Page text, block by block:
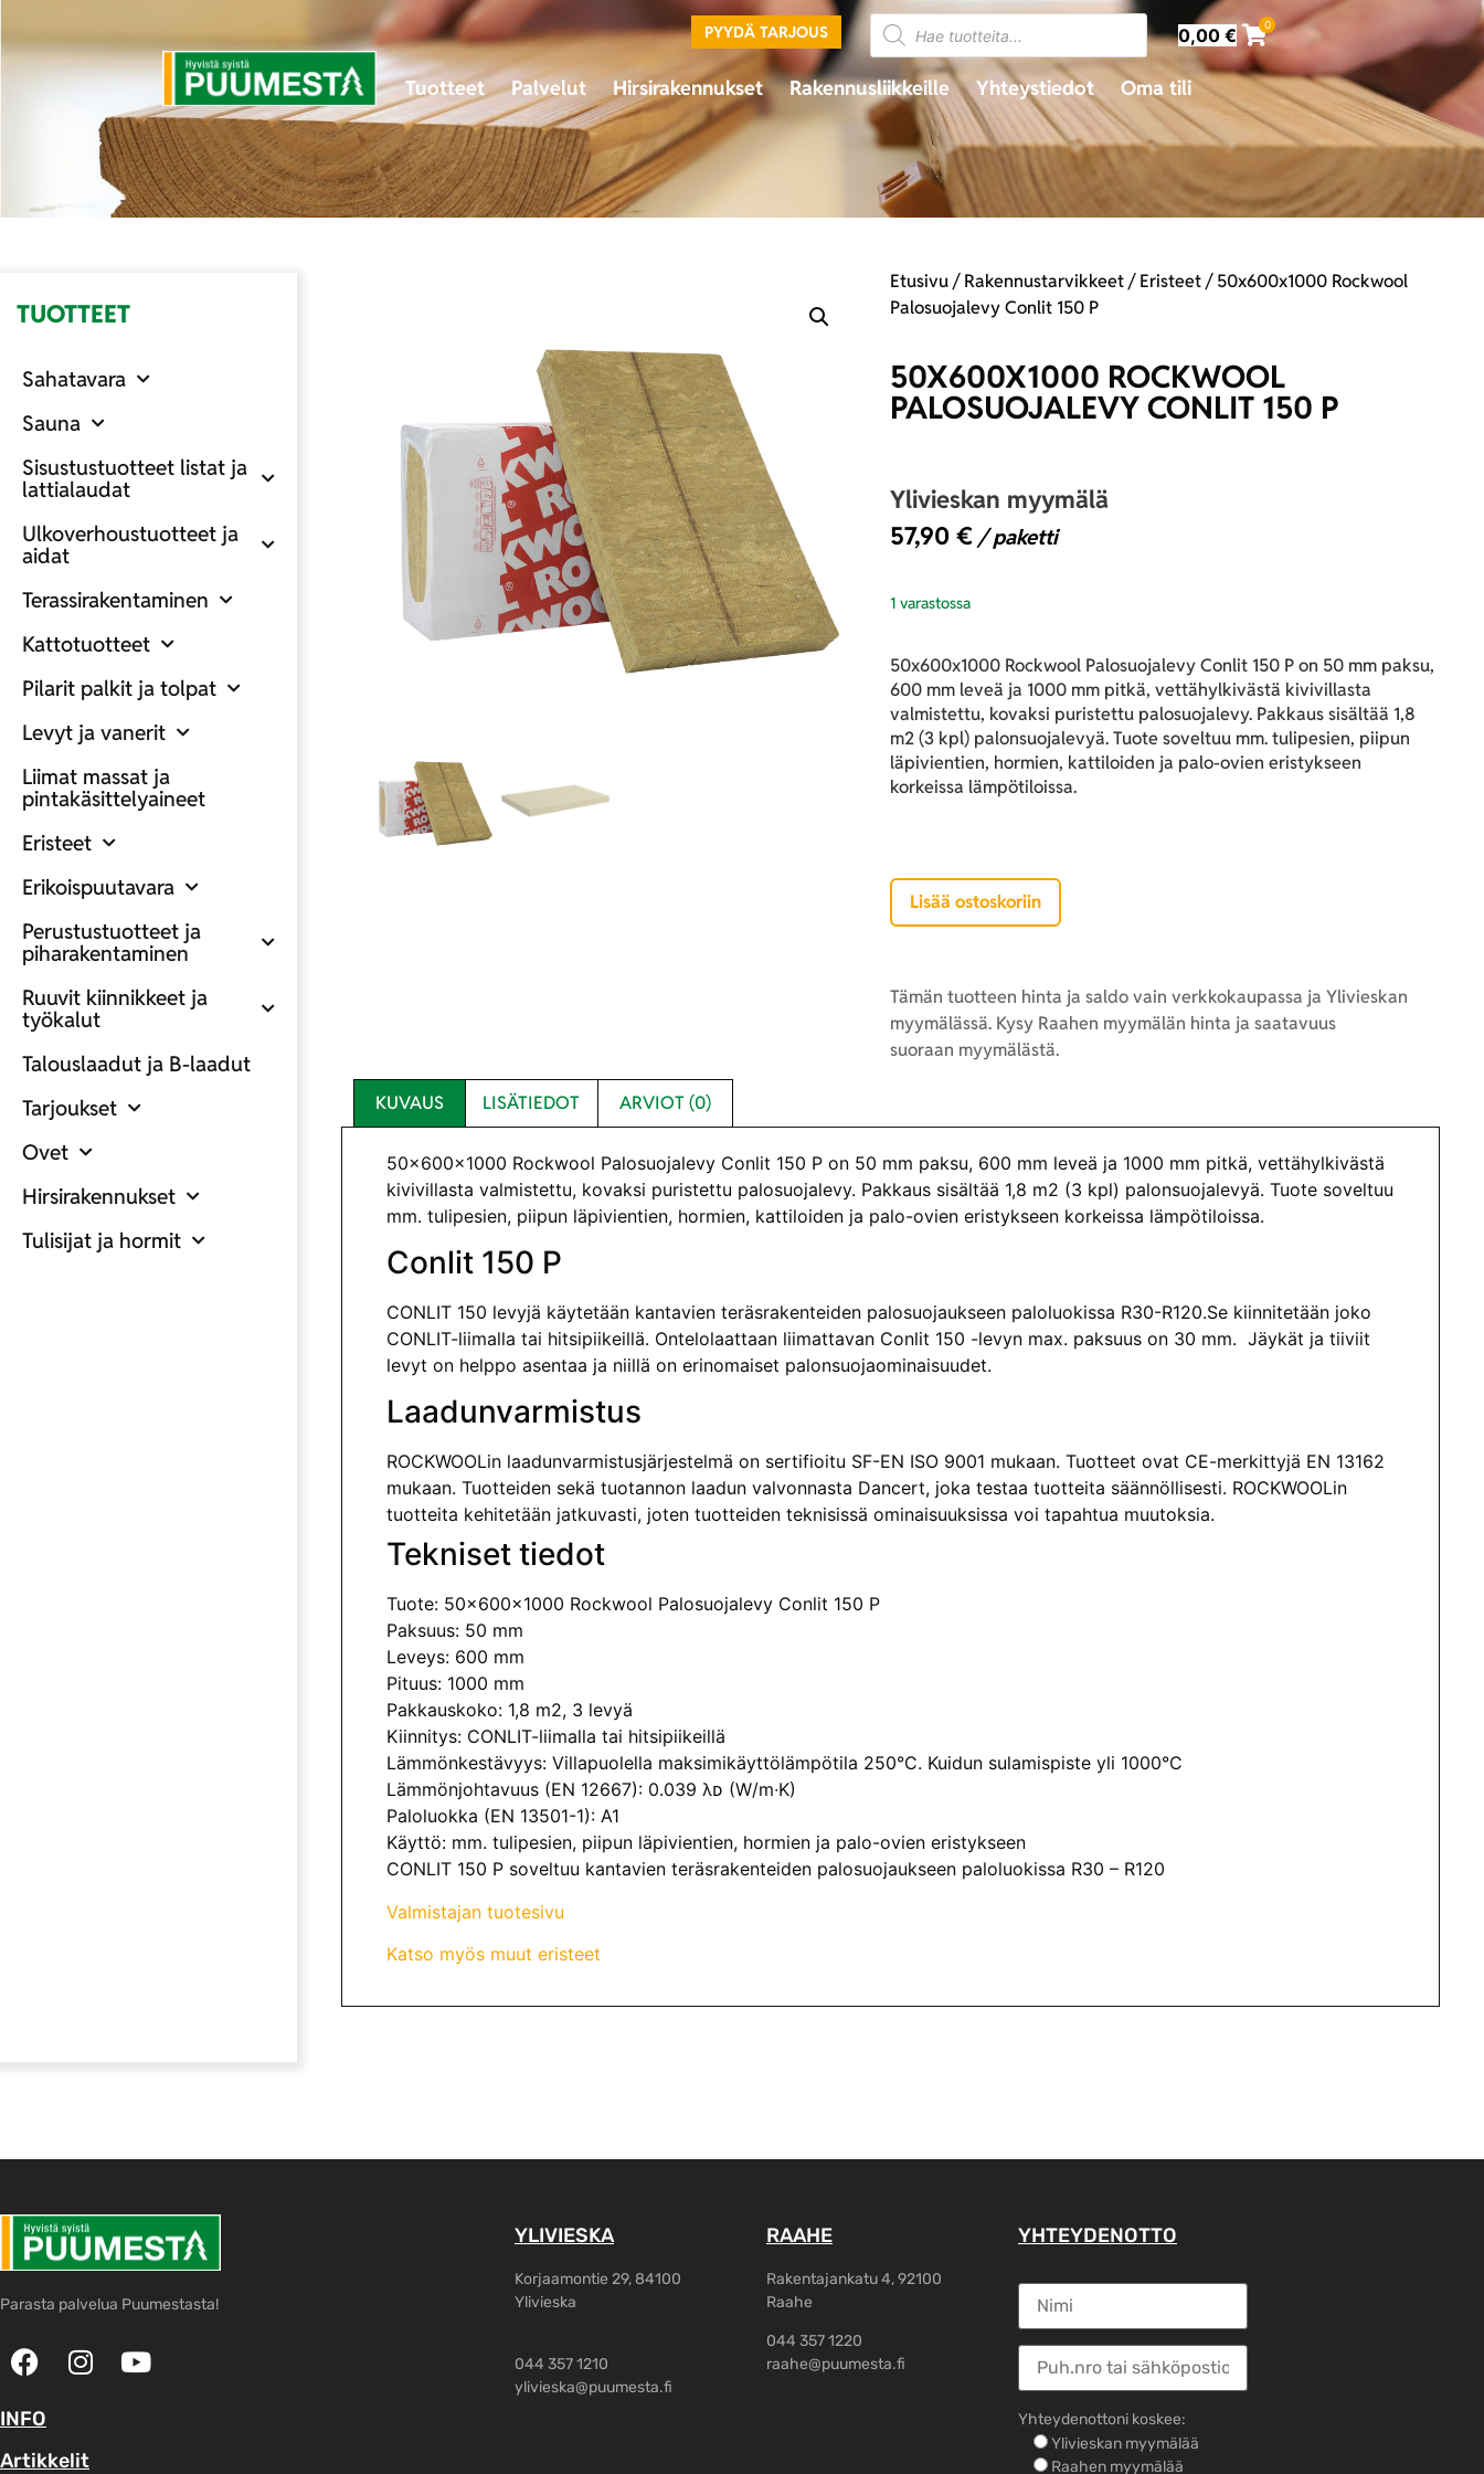
PYYDÄ TARJOUS 0,00€ 0
Tuotteet Palvelut Hirsirakennukset Rakennusliikkeille Yhteystiedot Oma tili
TUOTTEET
Sahatavara
Sauna
Sisustustuotteet listat ja
lattialaudat
Ulkoverhoustuotteet ja
aidat
Terassirakentaminen
Kattotuotteet
Pilarit palkit ja tolpat
Levyt ja vanerit
Liimat massat ja
pintakäsittelyaineet
Eristeet
Erikoispuutavara
Perustustuotteet ja
piharakentaminen
Ruuvit kiinnikkeet ja
työkalut
Talouslaadut ja B-laadut
Tarjoukset
Ovet
Hirsirakennukset
Tulisijat ja hormit
Etusivu/Rakennustarvikkeet/Eristeet/ 50x600x1000 Rockwool
Palosuojalevy Conlit 150 P
50X600X1000 ROCKWOOL
PALOSUOJALEVY CONLIT 150 P
Ylivieskan myymälä
57,90€ / paketti
1 varastossa
50x600x1000 Rockwool Palosuojalevy Conlit 150 P on 50 mm paksu,
600 mm leveä ja 1000 mm pitkä, vettähylkivästä kivivillasta
valmistettu, kovaksi puristettu palosuojalevy. Pakkaus sisältää 1,8
m2 (3 kpl) palonsuojalevyä. Tuote soveltuu mm. tulipesien, piipun
läpivientien, hormien, kattiloiden ja palo-ovien eristykseen
korkeissa lämpötiloissa.
Lisää ostoskoriin
Tämän tuotteen hinta ja saldo vain verkkokaupassa ja Ylivieskan
myymälässä. Kysy Raahen myymälän hinta ja saatavuus
suoraan myymälästä.
KUVAUS LISÄTIEDOT ARVIOT (0)
50x600x1000 Rockwool Palosuojalevy Conlit 150 P on 50 mm paksu, 600 mm leveä ja 1000 mm pitkä, vettähylkivästä
kivivillasta valmistettu, kovaksi puristettu palosuojalevy. Pakkaus sisältää 1,8 m2 (3 kpl) palonsuojalevyä. Tuote soveltuu
mm. tulipesien, piipun läpivientien, hormien, kattiloiden ja palo-ovien eristykseen korkeissa lämpötiloissa.
Conlit 150 P
CONLIT 150 levyjä käytetään kantavien teräsrakenteiden palosuojaukseen paloluokissa R30-R120.Se kiinnitetään joko
CONLIT-liimalla tai hitsipiikeillä. Ontelolaattaan liimattavan Conlit 150 -levyn max. paksuus on 30 mm. Jäykät ja tiiviit
levyt on helppo asentaa ja niillä on erinomaiset palonsuojaominaisuudet.
Laadunvarmistus
ROCKWOOLin laadunvarmistusjärjestelmä on sertifioitu SF-EN ISO 9001 mukaan. Tuotteet ovat CE-merkittyjä EN 13162
mukaan. Tuotteiden sekä tuotannon laadun valvonnasta Dancert, joka testaa tuotteita säännöllisesti. ROCKWOOLin
tuotteita kehitetään jatkuvasti, joten tuotteiden teknisissä ominaisuuksissa voi tapahtua muutoksia.
Tekniset tiedot
Tuote: 50x600x1000 Rockwool Palosuojalevy Conlit 150 P
Paksuus: 50 mm
Leveys: 600 mm
Pituus: 1000 mm
Pakkauskoko: 1,8 m2, 3 levyä
Kiinnitys: CONLIT-liimalla tai hitsipiikeillä
Lämmönkestävyys: Villapuolella maksimikäyttölämpötila 250°C. Kuidun sulamispiste yli 1000°C
Lämmönjohtavuus (EN 12667): 0.039 λᴅ (W/m∙K)
Paloluokka (EN 13501-1): A1
Käyttö: mm. tulipesien, piipun läpivientien, hormien ja palo-ovien eristykseen
CONLIT 150 P soveltuu kantavien teräsrakenteiden palosuojaukseen paloluokissa R30 – R120
Valmistajan tuotesivu
Katso myös muut eristeet
Parasta palvelua Puumestasta!
INFO
Artikkelit
YLIVIESKA
Korjaamontie 29, 84100
Ylivieska
044 357 1210
ylivieska@puumesta.fi
RAAHE
Rakentajankatu 4, 92100
Raahe
044 357 1220
raahe@puumesta.fi
YHTEYDENOTTO
Yhteydenottoni koskee:
Ylivieskan myymälää
Raahen myymälää